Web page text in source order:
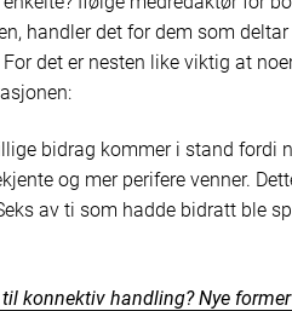
handler det for dem som
det er nesten like viktig at
bidrag kommer i stand fordi
og mer perifere venner.
av ti som hadde bidratt ble
konnektiv handling? Nye